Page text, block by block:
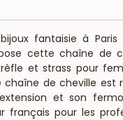
bijoux fantaisie à
cette chaîne de
et strass pour
de cheville est
et son
français pour les